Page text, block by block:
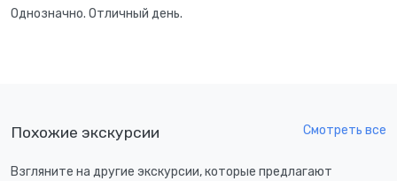
Однозначнo. Отличный день.
Похожие экскурсии Смотреть все
Взгляните на другие экскурсии, которые предлагают